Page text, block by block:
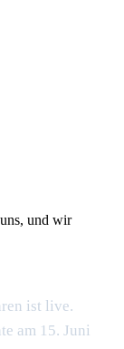
und wir
ist live.
am 15. Juni